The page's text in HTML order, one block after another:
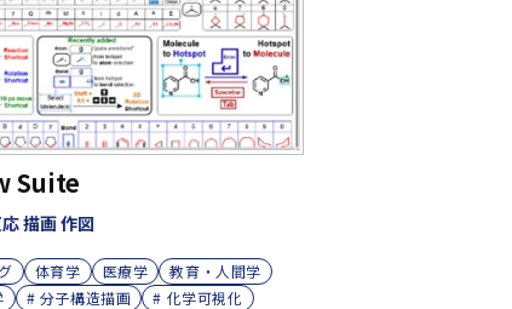
Suite
描画 作図
体育学 医療学
教育・人間学
# 分子構造描画
# 化学可視化